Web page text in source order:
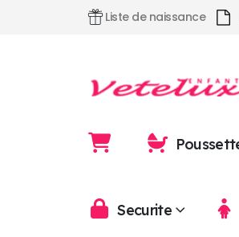
Liste de naissance
Securite